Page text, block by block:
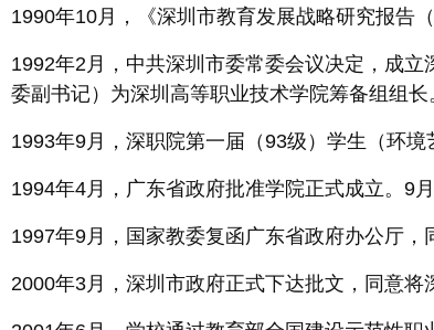
1990年10月，《深圳市教育发展战略研究报告
1992年2月，中共深圳市委常委会议决定，成
委副书记）为深圳高等职业技术学院筹备组组长
1993年9月，深职院第一届（93级）学生（环
1994年4月，广东省政府批准学院正式成立。9
1997年9月，国家教委复函广东省政府办公厅，
2000年3月，深圳市政府正式下达批文，同意将